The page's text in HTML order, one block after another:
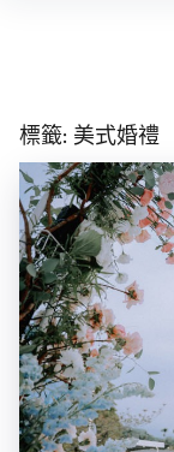
標籤: 美式婚禮